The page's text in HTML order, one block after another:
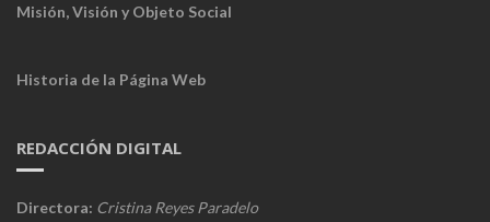
Misión, Visión y Objeto Social
Historia de la Página Web
REDACCIÓN DIGITAL
Directora: Cristina Reyes Paradelo